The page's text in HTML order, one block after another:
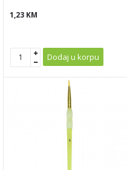
1,23 KM
Dodaj u korpu